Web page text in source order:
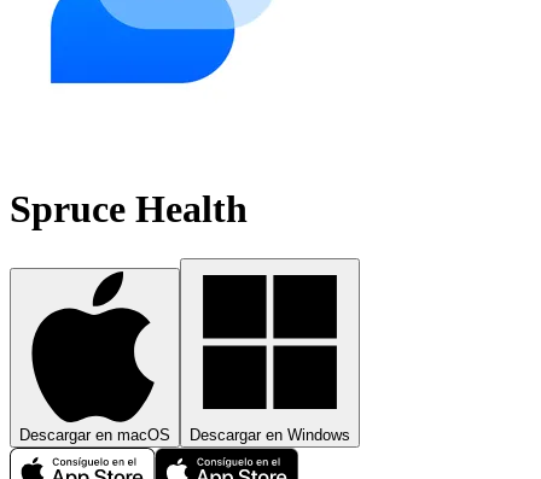
Spruce Health
Descargar en macOS Descargar en Windows